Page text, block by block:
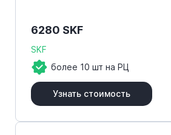
6280 SKF
SKF
более 10 шт на РЦ
Узнать стоимость